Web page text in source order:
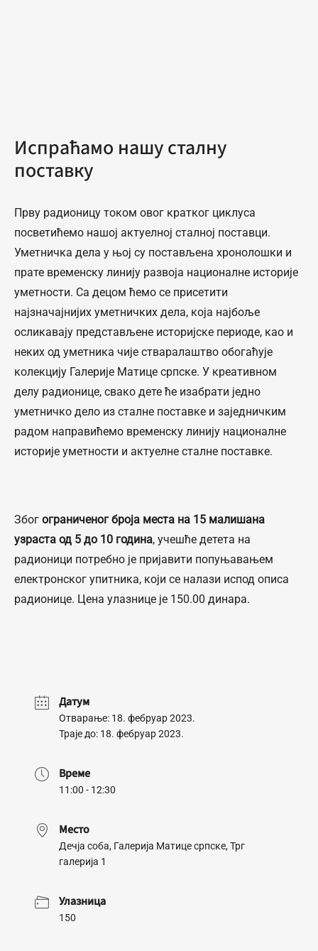
Испраћамо нашу сталну
поставку
Прву радионицу током овог кратког циклуса
посветићемо нашој актуелној сталној поставци.
Уметничка дела у њој су постављена хронолошки и
прате временску линију развоја националне историје
уметности. Са децом ћемо се присетити
најзначајнијих уметничких дела, која најбоље
осликавају представљене историјске периоде, као и
неких од уметника чије стваралаштво обогаћује
колекцију Галерије Матице српске. У креативном
делу радионице, свако дете ће изабрати једно
уметничко дело из сталне поставке и заједничким
радом направићемо временску линију националне
историје уметности и актуелне сталне поставке.
Због ограниченог броја места на 15 малишана
узраста од 5 до 10 година, учешће детета на
радионици потребно је пријавити попуњавањем
електронског упитника, који се налази испод описа
радионице. Цена улазнице је 150.00 динара.
Датум
Отварање: 18. фебруар 2023.
Траје до: 18. фебруар 2023.
Време
11:00 - 12:30
Место
Дечја соба, Галерија Матице српске, Трг
галерија 1
Улазница
150